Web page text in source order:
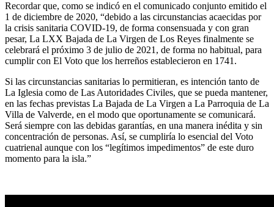
Recordar que, como se indicó en el comunicado conjunto emitido el
1 de diciembre de 2020, “debido a las circunstancias acaecidas por
la crisis sanitaria COVID-19, de forma consensuada y con gran
pesar, La LXX Bajada de La Virgen de Los Reyes finalmente se
celebrará el próximo 3 de julio de 2021, de forma no habitual, para
cumplir con El Voto que los herreños establecieron en 1741.
Si las circunstancias sanitarias lo permitieran, es intención tanto de
La Iglesia como de Las Autoridades Civiles, que se pueda mantener,
en las fechas previstas La Bajada de La Virgen a La Parroquia de La
Villa de Valverde, en el modo que oportunamente se comunicará.
Será siempre con las debidas garantías, en una manera inédita y sin
concentración de personas. Así, se cumpliría lo esencial del Voto
cuatrienal aunque con los “legítimos impedimentos” de este duro
momento para la isla.”